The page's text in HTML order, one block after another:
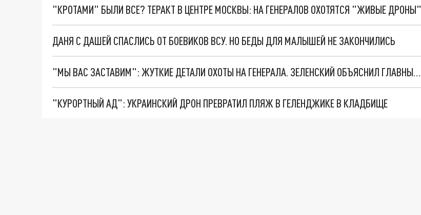
"КРОТАМИ" БЫЛИ ВСЕ? ТЕРАКТ В ЦЕНТРЕ МОСКВЫ: НА ГЕНЕРАЛОВ ОХОТЯТСЯ "ЖИВЫЕ ДРОНЫ"
ДАНЯ С ДАШЕЙ СПАСЛИСЬ ОТ БОЕВИКОВ ВСУ. НО БЕДЫ ДЛЯ МАЛЫШЕЙ НЕ ЗАКОНЧИЛИСЬ
"МЫ ВАС ЗАСТАВИМ": ЖУТКИЕ ДЕТАЛИ ОХОТЫ НА ГЕНЕРАЛА. ЗЕЛЕНСКИЙ ОБЪЯСНИЛ ГЛАВНЫЙ СМЫСЛ ТЕРАКТА В ЦЕНТРЕ МОСКВЫ
"КУРОРТНЫЙ АД": УКРАИНСКИЙ ДРОН ПРЕВРАТИЛ ПЛЯЖ В ГЕЛЕНДЖИКЕ В КЛАДБИЩЕ